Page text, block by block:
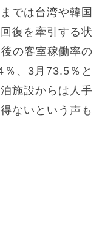
では台湾や韓国
復を牽引する状
の客室稼働率の
、3月73.5％と
施設からは人手
ないという声も